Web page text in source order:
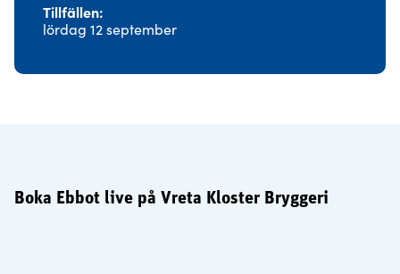
Tillfällen
lördag 12 september
Boka Ebbot live på Vreta Kloster Bryggeri